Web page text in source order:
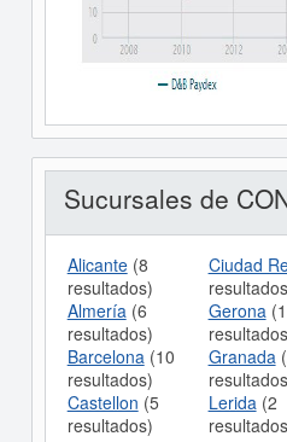
Sucursales de
Alicante(8
resultados)
Almería(6
resultados)
Barcelona(10
resultados)
Castellon (5
resultados)
Ciudad
Gerona(1
Granada
Lerida(2